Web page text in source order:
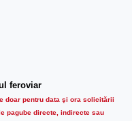
feroviar
doar pentru data şi ora solicitării
pagube directe, indirecte sau